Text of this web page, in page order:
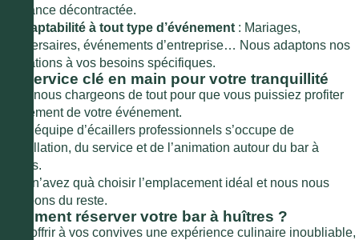
ambiance décontractée.
3. Adaptabilité à tout type d’événement : Mariages,
anniversaires, événements d’entreprise… Nous adaptons nos
prestations à vos besoins spécifiques.
Un service clé en main pour votre tranquillité
Nous nous chargeons de tout pour que vous puissiez profiter
pleinement de votre événement.
Notre équipe d’écaillers professionnels s’occupe de
l’installation, du service et de l’animation autour du bar à
huîtres.
Vous n’avez quà choisir l’emplacement idéal et nous nous
occupons du reste.
Comment réserver votre bar à huîtres ?
Pour offrir à vos convives une expérience culinaire inoubliable,